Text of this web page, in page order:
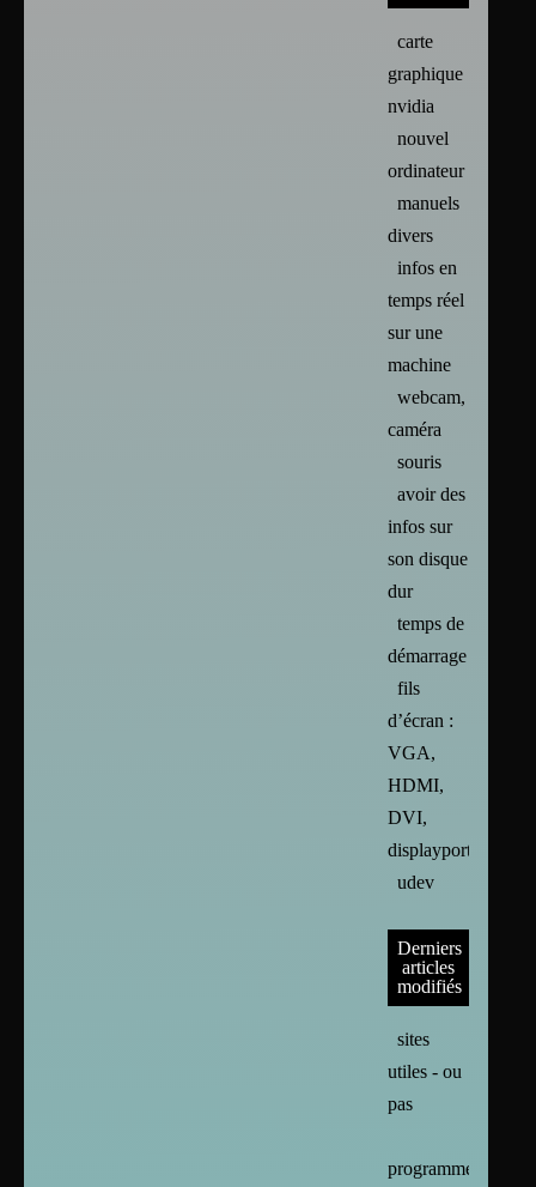
carte
graphique :
nvidia
nouvel
ordinateur
manuels
divers
infos en
temps réel
sur une
machine
webcam,
caméra
souris
avoir des
infos sur
son disque
dur
temps de
démarrage
fils
d’écran :
VGA,
HDMI,
DVI,
displayport
udev
Derniers
articles
modifiés
sites
utiles - ou
pas
programmes